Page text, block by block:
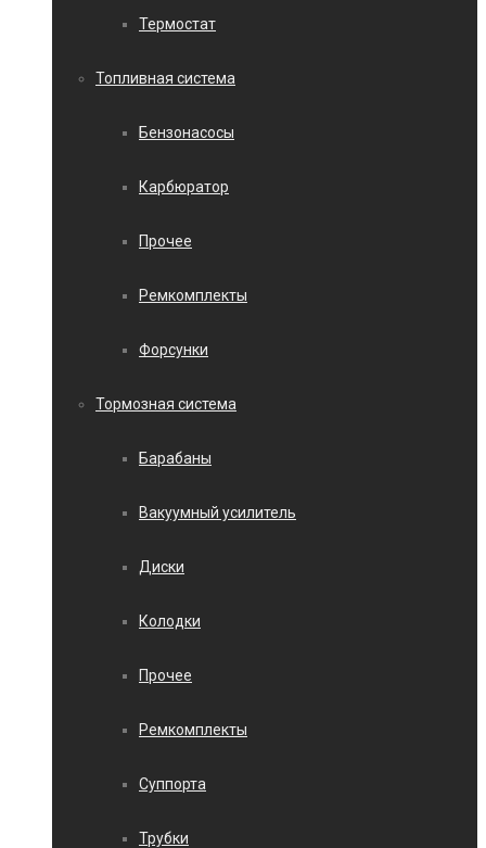
Термостат
Топливная система
Бензонасосы
Карбюратор
Прочее
Ремкомплекты
Форсунки
Тормозная система
Барабаны
Вакуумный усилитель
Диски
Колодки
Прочее
Ремкомплекты
Суппорта
Трубки